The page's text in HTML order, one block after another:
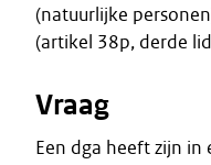
(natuurlijke
(artikel 38p, derde
Vraag
Een dga heeft zijn in